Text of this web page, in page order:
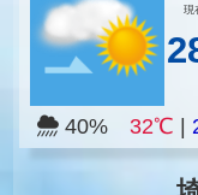
現
40% 32℃